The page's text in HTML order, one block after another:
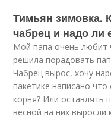
Тимьян зимовка.
чабрец и надо ли
Мой папа очень любит
решила порадовать
Чабрец вырос, хочу
пакетике написано
корня? Или оставлять
весной на них выросли